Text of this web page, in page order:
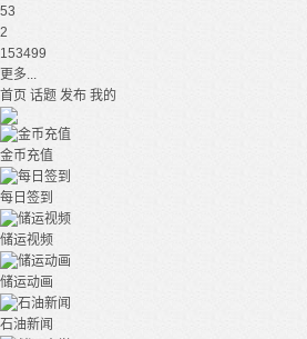
53
2
153499
更多...
首页 话题 发布 我的
金币充值
每日签到
储运视频
储运动画
石油新闻